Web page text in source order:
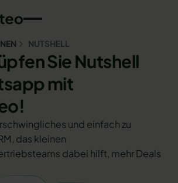
NUTSHELL
Sie Nutshell
mit
und einfach zu
das kleinen
dabei hilft, mehr Deals